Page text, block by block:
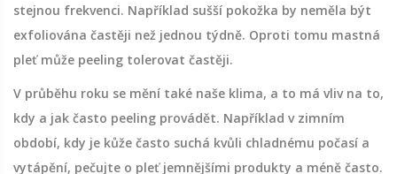
stejnou frekvenci. Například sušší pokožka by neměla být
exfoliována častěji než jednou týdně. Oproti tomu mastná
pleť může peeling tolerovat častěji.
V průběhu roku se mění také naše klima, a to má vliv na to,
kdy a jak často peeling provádět. Například v zimním
období, kdy je kůže často suchá kvůli chladnému počasí a
vytápění, pečujte o pleť jemnějšími produkty a méně často.